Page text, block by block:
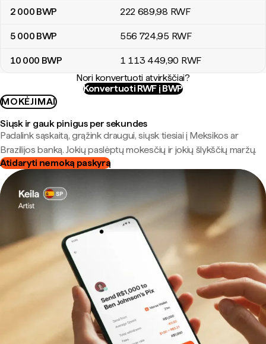
2 000 BWP 222 689,98 RWF
5 000 BWP 556 724,95 RWF
10 000 BWP 1 113 449,90 RWF
Nori konvertuoti atvirkščiai?
Konvertuoti RWF į BWP
MOKĖJIMAI
Siųsk ir gauk pinigus per sekundes
Padalink sąskaitą, grąžink draugui, siųsk tiesiai į Meksikos ar
Brazilijos banką. Jokių paslėptų mokesčių ir jokių šlykščių maržų.
Atidaryti nemoką paskyrą